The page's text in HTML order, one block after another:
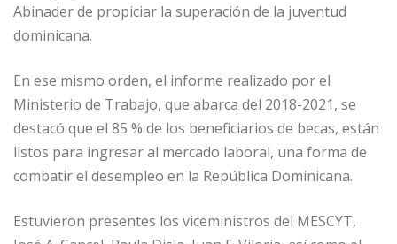
Abinader de propiciar la superación de la juventud
dominicana.
En ese mismo orden, el informe realizado por el
Ministerio de Trabajo, que abarca del 2018-2021, se
destacó que el 85 % de los beneficiarios de becas, están
listos para ingresar al mercado laboral, una forma de
combatir el desempleo en la República Dominicana.
Estuvieron presentes los viceministros del MESCYT,